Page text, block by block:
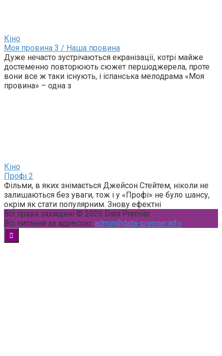
Кіно
Моя провина 3 / Наша провина
Дуже нечасто зустрічаються екранізації, котрі майже
достеменно повторюють сюжет першоджерела, проте
вони все ж таки існують, і іспанська мелодрама «Моя
провина» – одна з
Кіно
Профі 2
Фільми, в яких знімається Джейсон Стейтем, ніколи не
залишаються без уваги, тож і у «Профі» не було шансу,
окрім як стати популярним. Знову ефектні
Всі права захищені © 2026 Data Premier
Всі питання за адресою: admin@data-premier.info